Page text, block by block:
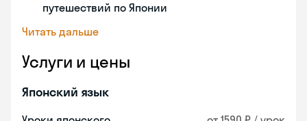
путешествий по Японии
Читать дальше
Услуги и цены
Японский язык